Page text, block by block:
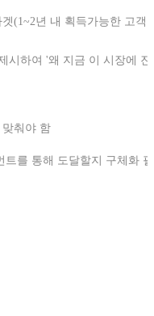
(1~2년 내 획득가능한 고
시하여 '왜 지금 이 시장에
춰야 함
트를 통해 도달할지 구체화